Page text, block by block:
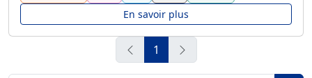
le matin, et à notre session 100% présentielle
cette journée qui a su marquer les esprits.
En savoir plus
1